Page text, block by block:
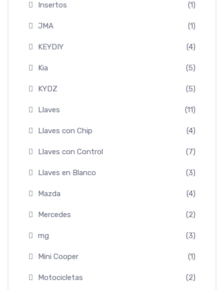
Insertos (1)
JMA (1)
KEYDIY (4)
Kia (5)
KYDZ (5)
Llaves (11)
Llaves con Chip (4)
Llaves con Control (7)
Llaves en Blanco (3)
Mazda (4)
Mercedes (2)
mg (3)
Mini Cooper (1)
Motocicletas (2)